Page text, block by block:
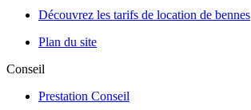
Découvrez les tarifs de location de bennes
Plan du site
Conseil
Prestation Conseil